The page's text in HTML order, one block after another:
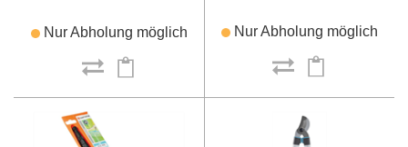
Nur Abholung möglich Nur Abholung möglich